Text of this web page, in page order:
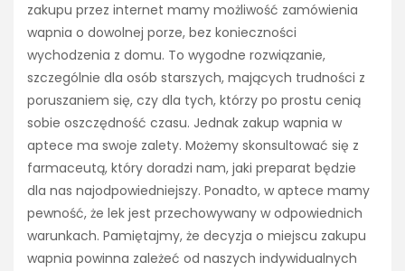
zakupu przez internet mamy możliwość zamówienia
wapnia o dowolnej porze, bez konieczności
wychodzenia z domu. To wygodne rozwiązanie,
szczególnie dla osób starszych, mających trudności z
poruszaniem się, czy dla tych, którzy po prostu cenią
sobie oszczędność czasu. Jednak zakup wapnia w
aptece ma swoje zalety. Możemy skonsultować się z
farmaceutą, który doradzi nam, jaki preparat będzie
dla nas najodpowiedniejszy. Ponadto, w aptece mamy
pewność, że lek jest przechowywany w odpowiednich
warunkach. Pamiętajmy, że decyzja o miejscu zakupu
wapnia powinna zależeć od naszych indywidualnych